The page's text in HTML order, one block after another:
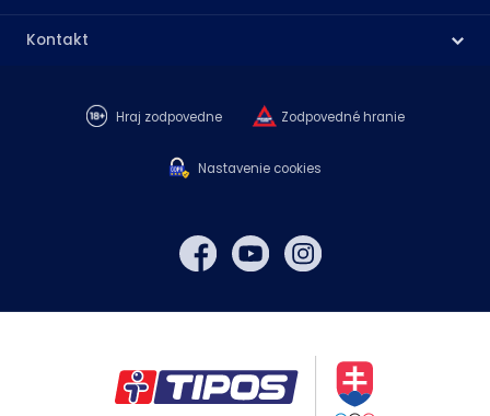
Kontakt
Hraj zodpovedne Zodpovedné hranie
Nastavenie cookies